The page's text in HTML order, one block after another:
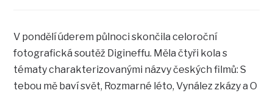
V pondělí úderem půlnoci skončila celoroční
fotografická soutěž Digineffu. Měla čtyři kola s
tématy charakterizovanými názvy českých filmů: S
tebou mě baví svět, Rozmarné léto, Vynález zkázy a O